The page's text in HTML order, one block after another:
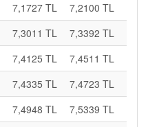
7,1727 TL
7,2100 TL
7,3011 TL
7,3392 TL
7,4125 TL
7,4511 TL
7,4335 TL
7,4723 TL
7,4948 TL
7,5339 TL